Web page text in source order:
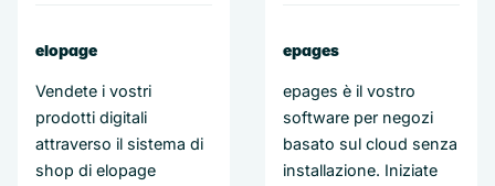
elopage
Vendete i vostri
prodotti digitali
attraverso il sistema di
shop di elopage
epages
epages è il vostro
software per negozi
basato sul cloud senza
installazione. Iniziate